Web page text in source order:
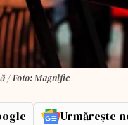
/ Foto: Magnific
Urmărește-